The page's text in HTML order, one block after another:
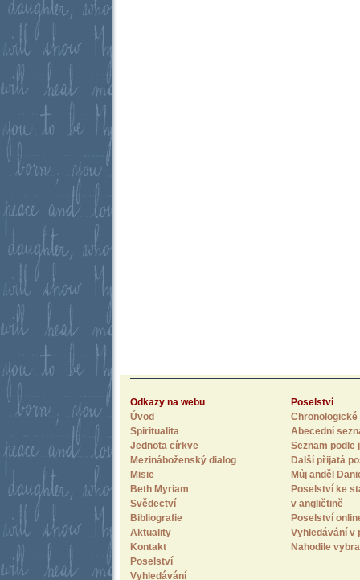
Odkazy na webu
Úvod
Spiritualita
Jednota církve
Mezináboženský dialog
Misie
Beth Myriam
Svědectví
Bibliografie
Aktuality
Kontakt
Poselství
Vyhledávání
Poselství
Chronologické
Abecední
Seznam
Další přijatá
Můj anděl
Poselství ke
v angličtině
Poselství
Vyhledávání v
Nahodile